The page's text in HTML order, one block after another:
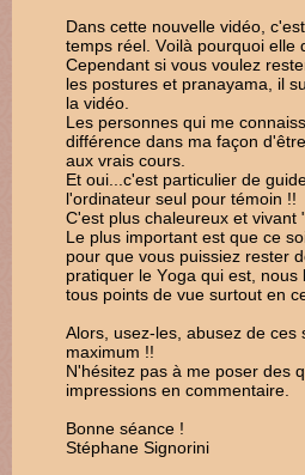
Dans cette nouvelle vidéo,
temps réel. Voilà pourquoi elle
Cependant si vous voulez
les postures et pranayama, il
la vidéo.
Les personnes qui me
différence dans ma façon
aux vrais cours.
Et oui...c'est particulier de
l'ordinateur seul pour témoin !!
C'est plus chaleureux et vivant
Le plus important est que ce
pour que vous puissiez rester
pratiquer le Yoga qui est, nous
tous points de vue surtout en
Alors, usez-les, abusez de ces
maximum !!
N'hésitez pas à me poser des
impressions en commentaire.
Bonne séance !
Stéphane Signorini